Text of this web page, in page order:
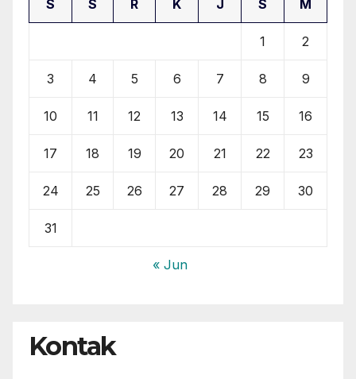
S S R K J S M
1 2
3 4 5 6 7 8 9
10 11 12 13 14 15 16
17 18 19 20 21 22 23
24 25 26 27 28 29 30
31
« Jun
Kontak